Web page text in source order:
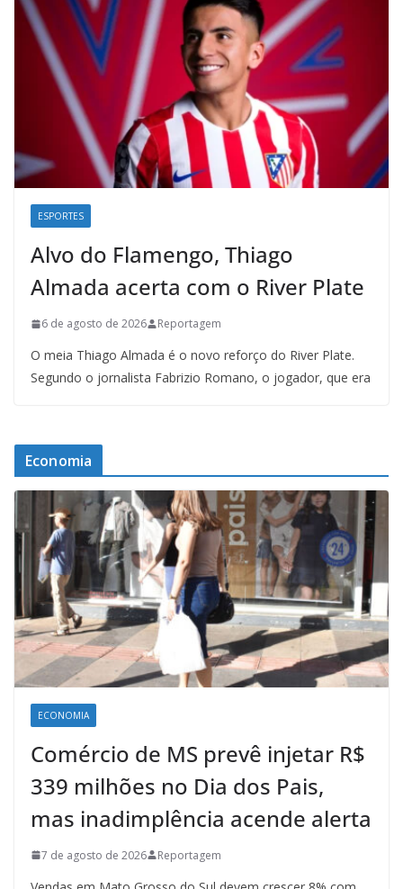
ESPORTES
Alvo do Flamengo, Thiago
Almada acerta com o River Plate
6 de agosto de 2026 Reportagem
O meia Thiago Almada é o novo reforço do River Plate.
Segundo o jornalista Fabrizio Romano, o jogador, que era
Economia
ECONOMIA
Comércio de MS prevê injetar R$
339 milhões no Dia dos Pais,
mas inadimplência acende alerta
7 de agosto de 2026 Reportagem